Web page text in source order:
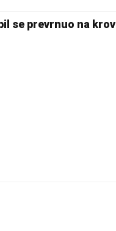
se prevrnuo na krov